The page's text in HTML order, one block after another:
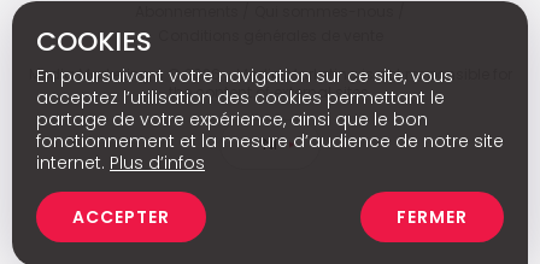
Media Marketingc © 2026 - Media Marketing is not responsible for
the content of external sites.
Nl
COOKIES
En poursuivant votre navigation sur ce site, vous
acceptez l’utilisation des cookies permettant le
partage de votre expérience, ainsi que le bon
fonctionnement et la mesure d’audience de notre site
internet. Plus d’infos
ACCEPTER FERMER